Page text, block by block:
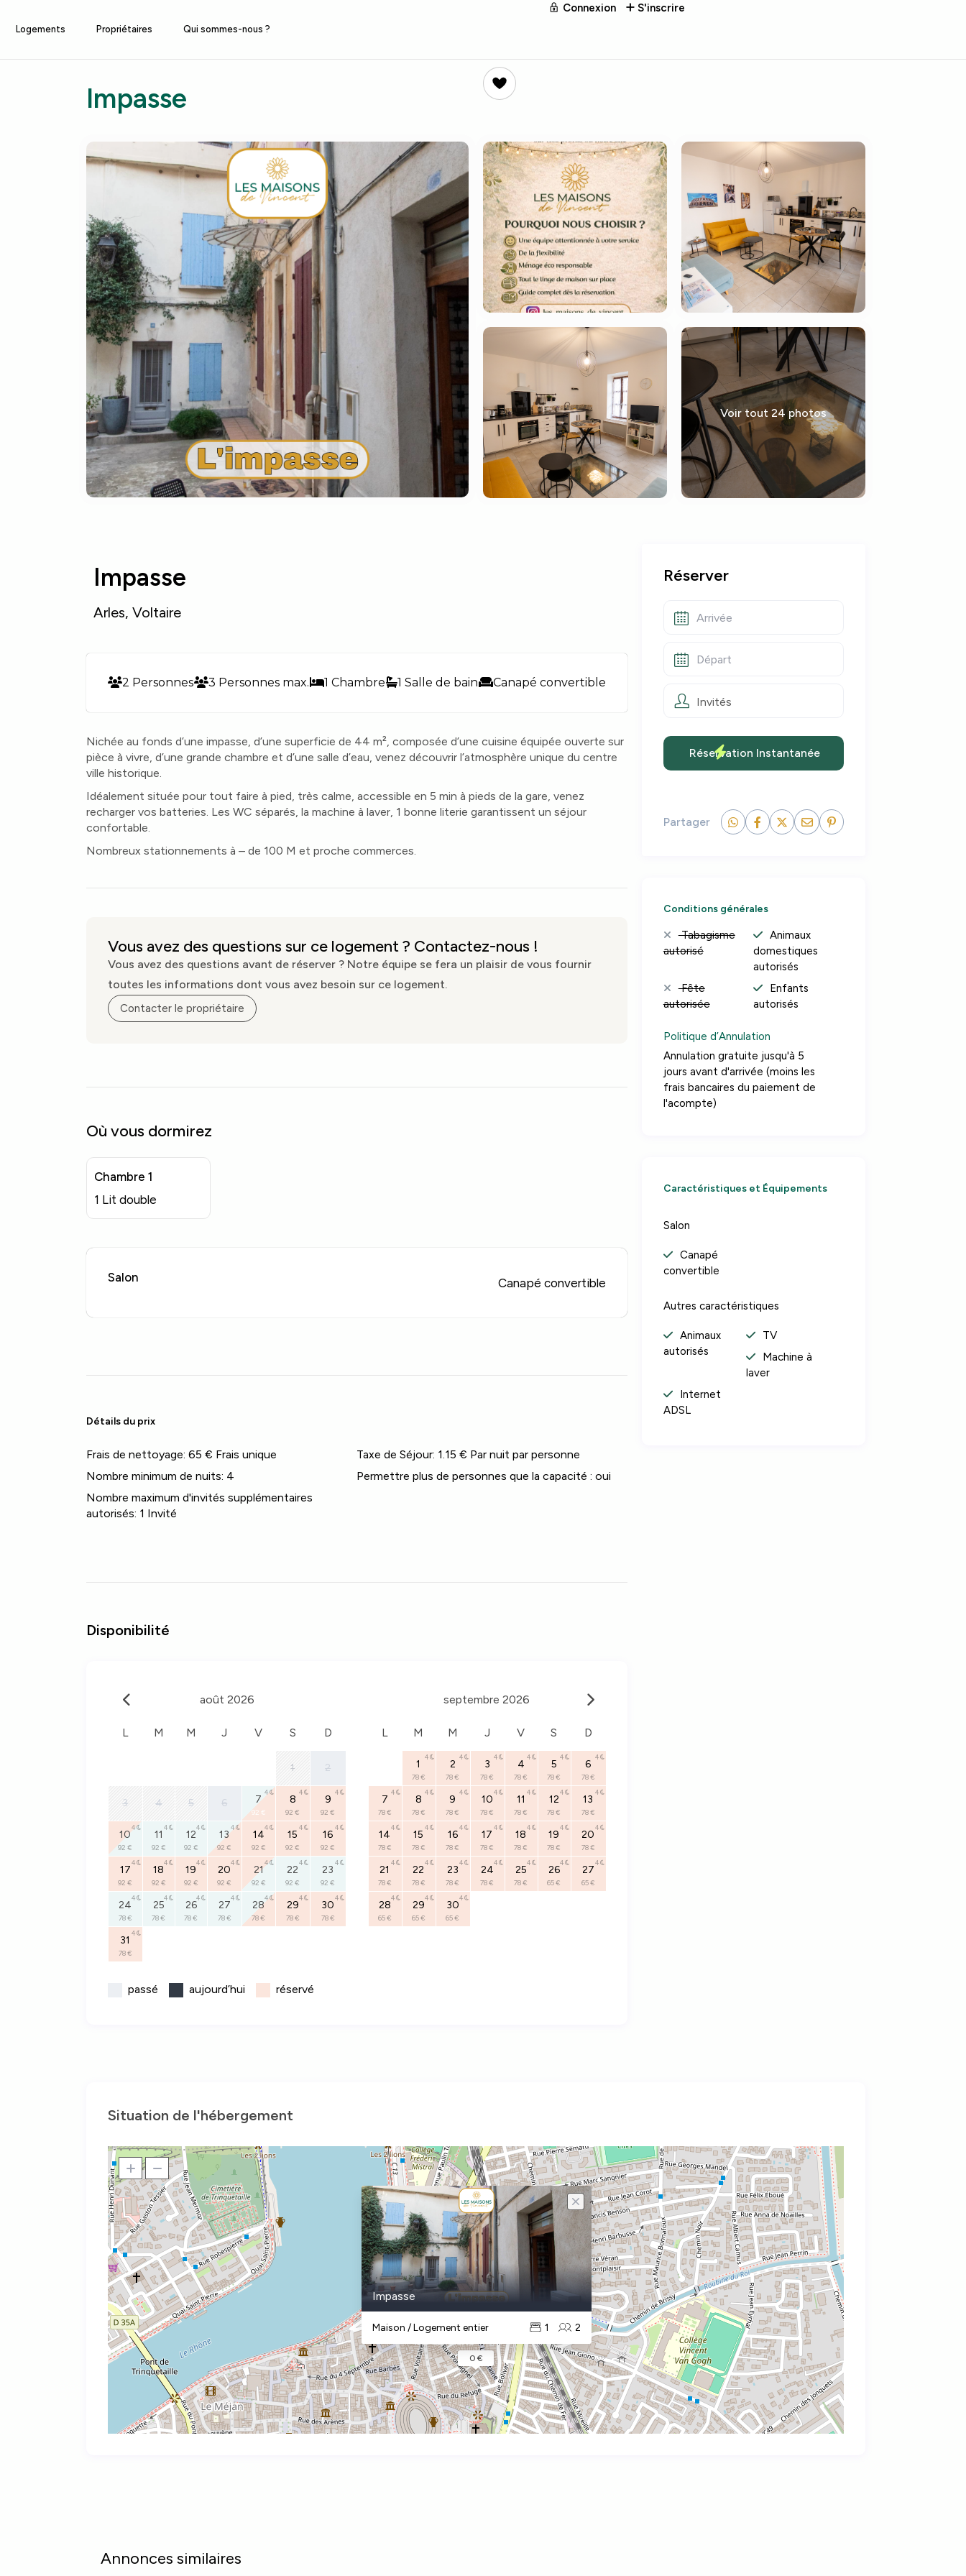
Logements Propriétaires Qui sommes-nous ?
Connexion S'inscrire
Impasse
Voir tout 24 photos
Impasse
Arles,Voltaire
2 Personnes 3 Personnes max. 1 Chambre 1 Salle de bain Canapé convertible
Nichée au fonds d’une impasse, d’une superficie de 44 m², composée d’une cuisine équipée ouverte sur
pièce à vivre, d’une grande chambre et d’une salle d’eau, venez découvrir l’atmosphère unique du centre
ville historique.
Idéalement située pour tout faire à pied, très calme, accessible en 5 min à pieds de la gare, venez
recharger vos batteries. Les WC séparés, la machine à laver, 1 bonne literie garantissent un séjour
confortable.
Nombreux stationnements à – de 100 M et proche commerces.
Vous avez des questions sur ce logement ? Contactez-nous !
Vous avez des questions avant de réserver ? Notre équipe se fera un plaisir de vous fournir
toutes les informations dont vous avez besoin sur ce logement.
Contacter le propriétaire
Où vous dormirez
Chambre 1
1 Lit double
Salon Canapé convertible
Détails du prix
Frais de nettoyage: 65 € Frais unique Taxe de Séjour: 1.15 € Par nuit par personne
Nombre minimum de nuits: 4 Permettre plus de personnes que la capacité :oui
Nombre maximum d'invités supplémentaires
autorisés: 1 Invité
Disponibilité
août 2026
L M M J V S D
1 2
3 4 5 6 7
92 €
4
8
92 €
4
9
92 €
4
10
92 €
4
11
92 €
4
12
92 €
4
13
92 €
4
14
92 €
4
15
92 €
4
16
92 €
4
17
92 €
4
18
92 €
4
19
92 €
4
20
92 €
4
21
92 €
4
22
92 €
4
23
92 €
4
24
78 €
4
25
78 €
4
26
78 €
4
27
78 €
4
28
78 €
4
29
78 €
4
30
78 €
4
31
78 €
4
septembre 2026
L M M J V S D
1
78 €
4
2
78 €
4
3
78 €
4
4
78 €
4
5
78 €
4
6
78 €
4
7
78 €
4
8
78 €
4
9
78 €
4
10
78 €
4
11
78 €
4
12
78 €
4
13
78 €
4
14
78 €
4
15
78 €
4
16
78 €
4
17
78 €
4
18
78 €
4
19
78 €
4
20
78 €
4
21
78 €
4
22
78 €
4
23
78 €
4
24
78 €
4
25
78 €
4
26
65 €
4
27
65 €
4
28
65 €
4
29
65 €
4
30
65 €
4
passé aujourd’hui réservé
Réserver
Invités
Partager
Conditions générales
Tabagisme
autorisé
Animaux
domestiques
autorisés
Fête
autorisée
Enfants
autorisés
Politique d’Annulation
Annulation gratuite jusqu'à 5
jours avant d'arrivée (moins les
frais bancaires du paiement de
l'acompte)
Caractéristiques et Équipements
Salon
Canapé
convertible
Autres caractéristiques
Animaux
autorisés
TV
Machine à
laver
Internet
ADSL
Situation de l'hébergement
0 €
Impasse
Maison / Logement entier 2
1
Annonces similaires